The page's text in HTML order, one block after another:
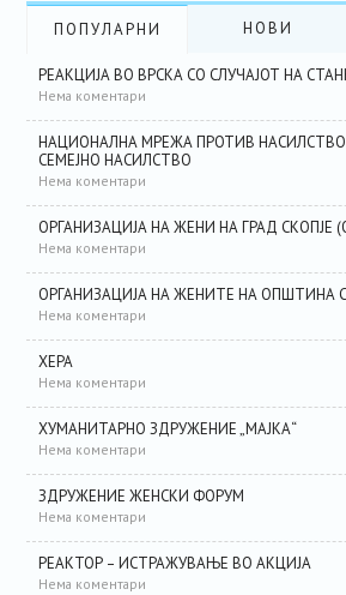
ПОПУЛАРНИ НОВИ
РЕАКЦИЈА ВО ВРСКА СО СЛУЧАЈОТ НА
Нема коментари
НАЦИОНАЛНА МРЕЖА ПРОТИВ
СЕМЕЈНО НАСИЛСТВО
Нема коментари
ОРГАНИЗАЦИЈА НА ЖЕНИ НА ГРАД СКОПЈЕ
Нема коментари
ОРГАНИЗАЦИЈА НА ЖЕНИТЕ НА ОПШТИНА
Нема коментари
ХЕРА
Нема коментари
ХУМАНИТАРНО ЗДРУЖЕНИЕ „МАЈКА“
Нема коментари
ЗДРУЖЕНИЕ ЖЕНСКИ ФОРУМ
Нема коментари
РЕАКТОР – ИСТРАЖУВАЊЕ ВО АКЦИЈА
Нема коментари